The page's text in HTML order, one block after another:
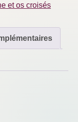
et os croisés